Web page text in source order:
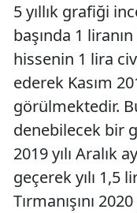
5 yıllık grafiği
başında 1
hissenin 1 lira
ederek Kasım
görülmektedir.
denebilecek bir
2019 yılı Aralık
geçerek yılı 1,5
Tırmanışını